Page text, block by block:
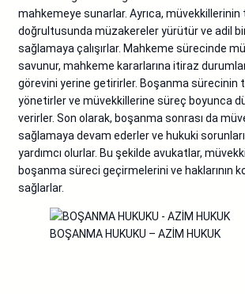
mahkemeye sunarlar. Ayrıca, müvekkillerinin
doğrultusunda müzakereler yürütür ve adil
sağlamaya çalışırlar. Mahkeme sürecinde
savunur, mahkeme kararlarına itiraz
görevini yerine getirirler. Boşanma sürecinin
yönetirler ve müvekkillerine süreç boyunca
verirler. Son olarak, boşanma sonrası da
sağlamaya devam ederler ve hukuki
yardımcı olurlar. Bu şekilde avukatlar,
boşanma süreci geçirmelerini ve haklarının
sağlarlar.
BOŞANMA HUKUKU – AZİM HUKUK